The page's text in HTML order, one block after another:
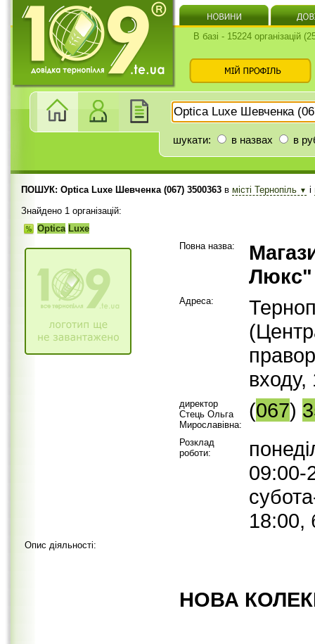
В базі - 15224 організацій
шукати: в назвах в
ПОШУК: Optica Luxe Шевченка (067) 3500363 в місті Тернопіль ▼ і
Знайдено 1 організацій:
Optica Luxe
Повна назва:
Люкс"
Адреса:
входу,
директор
Стець Ольга
Мирославівна:
(067)
Розклад
роботи:
09:00-
18:00,
Опис діяльності:
НОВА